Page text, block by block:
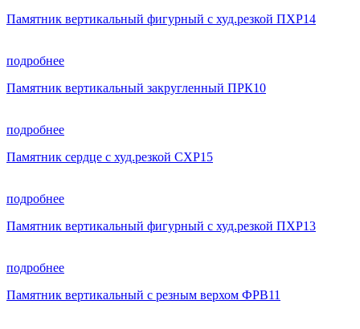
Памятник вертикальный фигурный с худ.резкой ПХР14
подробнее
Памятник вертикальный закругленный ПРК10
подробнее
Памятник сердце с худ.резкой СХР15
подробнее
Памятник вертикальный фигурный с худ.резкой ПХР13
подробнее
Памятник вертикальный с резным верхом ФРВ11